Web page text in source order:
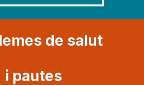
de salut
i pautes